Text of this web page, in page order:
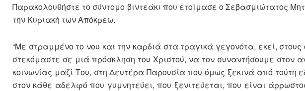
Παρακολουθήστε το σύντομο βιντεάκι που ετοίμασε ο Σεβασμιώτατος
την Κυριακή των Απόκρεω.
“Με στραμμένο το νου και την καρδιά στα τραγικά γεγονότα, εκεί,
στεκόμαστε σε μιά πρόσκληση του Χριστού, να τον συναντήσουμε στον
κοινωνίας μαζί Του, στη Δευτέρα Παρουσία που όμως ξεκινά από τούτη
στον κάθε αδελφό που γυμνητεύει, που ξενιτεύεται, που είναι